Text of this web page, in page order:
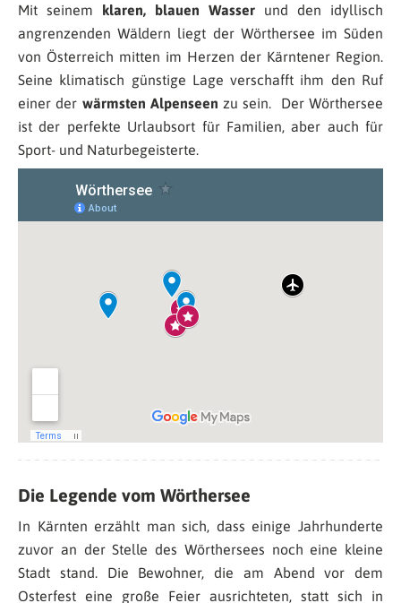
Mit seinem klaren, blauen Wasser und den idyllisch
angrenzenden Wäldern liegt der Wörthersee im Süden
von Österreich mitten im Herzen der Kärntener Region.
Seine klimatisch günstige Lage verschafft ihm den Ruf
einer der wärmsten Alpenseen zu sein. Der Wörthersee
ist der perfekte Urlaubsort für Familien, aber auch für
Sport- und Naturbegeisterte.
Die Legende vom Wörthersee
In Kärnten erzählt man sich, dass einige Jahrhunderte
zuvor an der Stelle des Wörthersees noch eine kleine
Stadt stand. Die Bewohner, die am Abend vor dem
Osterfest eine große Feier ausrichteten, statt sich in